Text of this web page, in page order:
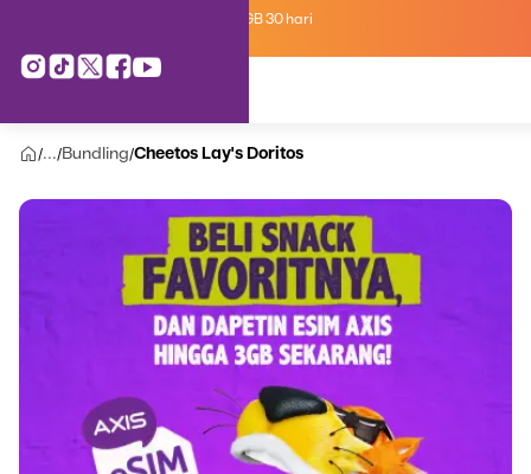
Kartu Perdana AXIS Suka-Suka 3GB 30 hari
/.../Bundling/Cheetos Lay's Doritos